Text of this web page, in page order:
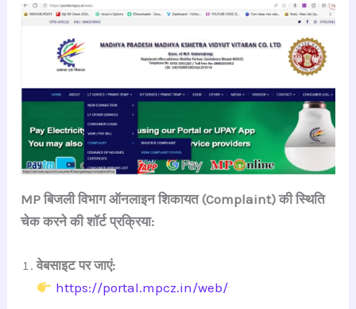
MP बिजली विभाग ऑनलाइन शिकायत (Complaint) की स्थिति
चेक करने की शॉर्ट प्रक्रिया:
वेबसाइट पर जाएं:
https://portal.mpcz.in/web/